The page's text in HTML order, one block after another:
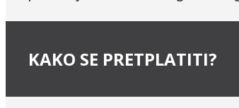
KAKO SE PRETPLATITI?